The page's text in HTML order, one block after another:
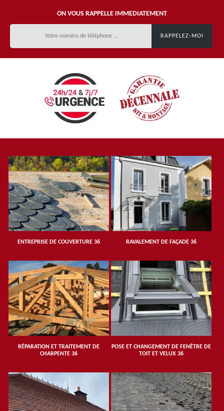
ON VOUS RAPPELLE IMMEDIATEMENT
ENTREPRISE DE COUVERTURE 36 RAVALEMENT DE FAÇADE 36
RÉPARATION ET TRAITEMENT DE
CHARPENTE 36
POSE ET CHANGEMENT DE FENÊTRE DE
TOIT ET VELUX 36